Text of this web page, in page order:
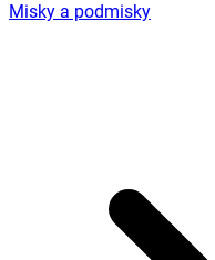
Misky a podmisky